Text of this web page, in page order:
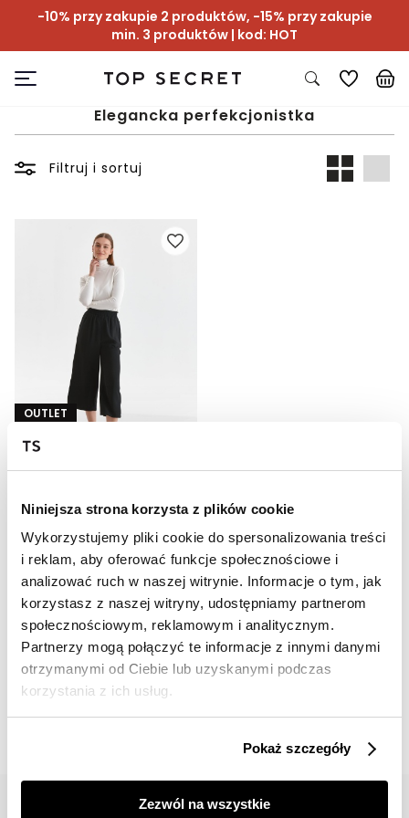
Niniejsza strona korzysta z plików cookie
Wykorzystujemy pliki cookie do spersonalizowania treści
i reklam, aby oferować funkcje społecznościowe i
analizować ruch w naszej witrynie. Informacje o tym, jak
korzystasz z naszej witryny, udostępniamy partnerom
społecznościowym, reklamowym i analitycznym.
Partnerzy mogą połączyć te informacje z innymi danymi
otrzymanymi od Ciebie lub uzyskanymi podczas
korzystania z ich usług.
Pokaż szczegóły
Zezwól na wszystkie
-10% przy zakupie 2 produktów, -15% przy zakupie
min. 3 produktów | kod: HOT
Elegancka perfekcjonistka
Filtruj i sortuj
OUTLET
HOT
Spodnie 3/4 damskie z szerokimi nogawkami
Cena regularna109,99 zł
obniżką59,99 zł
📸 OZNACZAJ NAS NA ZDJĘCIACH
#topsecretfashion